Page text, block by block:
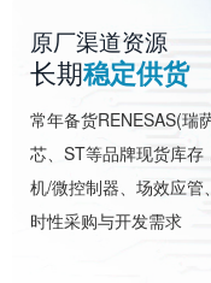
原厂渠道资源
长期稳定供货
常年备货RENESAS(瑞
芯、ST等品牌现货库
机/微控制器、场效应
时性采购与开发需求